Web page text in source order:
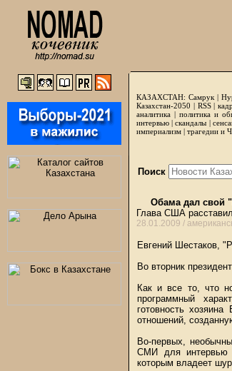
КАЗАХСТАН: Самрук |
Казахстан-2050 | RSS|
аналитика | политика и
интервью |скандалы |
империализм | трагедии и
Поиск
Обама дал свой
Глава США
28.01.2009 /
Евгений Шестаков,
Во вторник
Как и все то, что
программный
готовность
отношений,
Во-первых,
СМИ для интервью
которым владеет